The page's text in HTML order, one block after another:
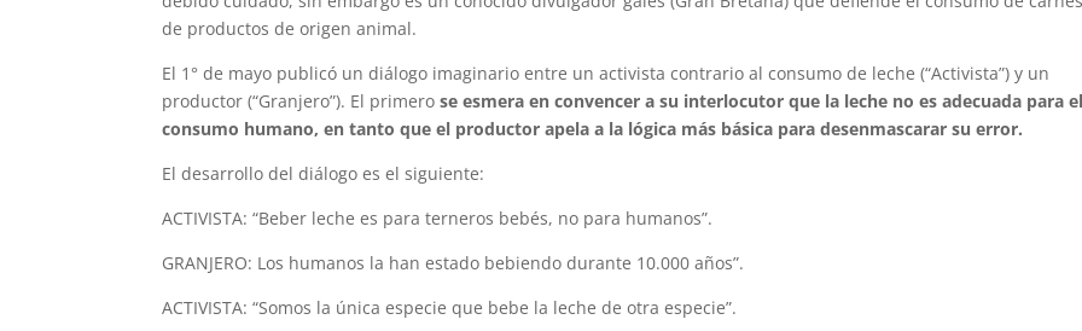
de productos de origen animal.
El 1° de mayo publicó un diálogo imaginario entre un activista contrario al consumo de leche (“Activista”) y un
productor (“Granjero”). El primerose esmera en convencer a su interlocutor que la leche no es adecuada para
consumo humano, en tanto que el productor apela a la lógica más básica para desenmascarar su error.
El desarrollo del diálogo es el siguiente:
ACTIVISTA: “Beber leche es para terneros bebés, no para humanos”.
GRANJERO: Los humanos la han estado bebiendo durante 10.000 años”.
ACTIVISTA: “Somos la única especie que bebe la leche de otra especie”.